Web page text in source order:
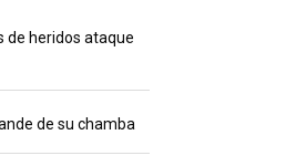
de heridos ataque
de su chamba